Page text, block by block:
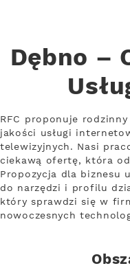
Dębno –
RFC proponuje
jakości usługi
telewizyjnych. Nasi
ciekawą ofertę, która
Propozycja dla biznesu
do narzędzi i profilu
który sprawdzi się w
nowoczesnych